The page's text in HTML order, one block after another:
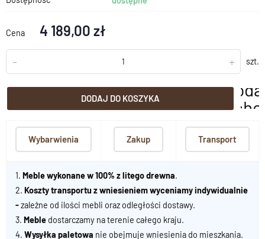
Cena 4 189,00 zł
- + szt.
DODAJ DO KOSZYKA
Wybarwienia Zakup Transport
1. Meble wykonane w 100% z litego drewna.
2. Koszty transportu z wniesieniem wyceniamy indywidualnie
-zależne od ilości mebli oraz odległości dostawy.
3. Meble dostarczamy na terenie całego kraju.
4. Wysyłka paletowa nie obejmuje wniesienia do mieszkania.